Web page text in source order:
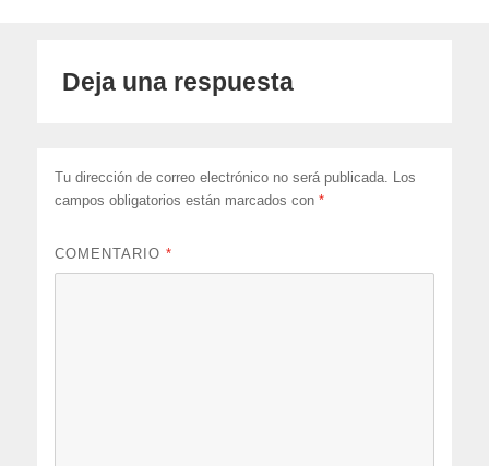
Deja una respuesta
Tu dirección de correo electrónico no será publicada. Los
campos obligatorios están marcados con*
COMENTARIO*